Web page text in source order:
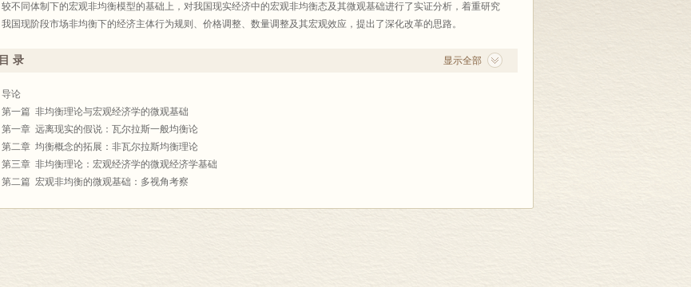
较不同体制下的宏观非均衡模型的基础上，对我国现实经济中的宏观非均衡态及其微观基础进行了实证分析，着重研究
我国现阶段市场非均衡下的经济主体行为规则、价格调整、数量调整及其宏观效应，提出了深化改革的思路。
显示全部
目 录
导论
第一篇 非均衡理论与宏观经济学的微观基础
第一章 远离现实的假说：瓦尔拉斯一般均衡论
第二章 均衡概念的拓展：非瓦尔拉斯均衡理论
第三章 非均衡理论：宏观经济学的微观经济学基础
第二篇 宏观非均衡的微观基础：多视角考察